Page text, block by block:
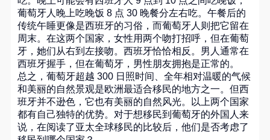
葡萄牙人晚上吃晚饭 8 点 30 晚餐分左右吃。午餐后的
传统午睡更像是西班牙的习俗，而葡萄牙人则把它留在
周末。在这两个国家，女性用两个吻打招呼，但在葡萄
牙，她们从右到左接吻。西班牙恰恰相反。男人通常在
西班牙握手，但在葡萄牙，男性朋友拥抱是正常的。
总之，葡萄牙超越 300 日照时间、全年相对温暖的气候
和美丽的自然景观是欧洲最适合移民的地方之一。但西
班牙并不逊色，它也有美丽的自然风光。以上两个国家
都有自己独特的优势。对于想移民到葡萄牙的外国人来
说，在阅读了亚太全球移民的比较后，他们是否考虑了